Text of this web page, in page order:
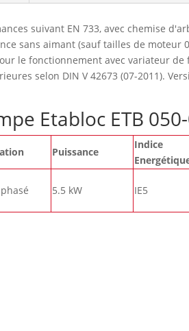
suivant EN 733, avec chemise
sans aimant (sauf tailles de
le fonctionnement avec variateur
selon DIN V 42673 (07-2011).
Etabloc ETB
Puissance
Indice
5.5 kW IE5